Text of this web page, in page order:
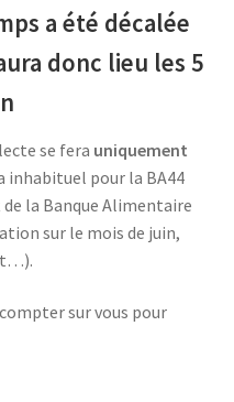
a été décalée
donc lieu les 5
se fera uniquement
inhabituel pour la BA44
la Banque Alimentaire
sur le mois de juin,
sur vous pour